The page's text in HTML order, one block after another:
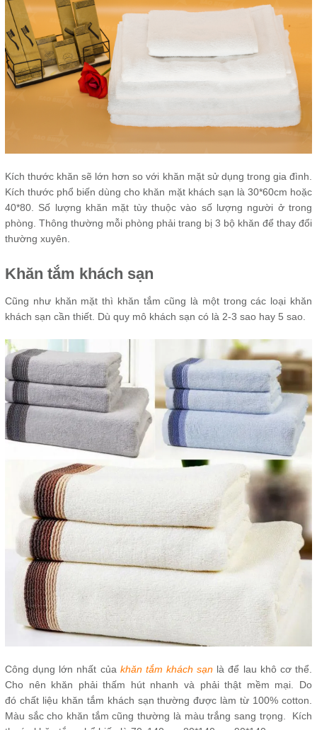
Kích thước khăn sẽ lớn hơn so với khăn mặt sử dụng trong gia đình.
Kích thước phổ biến dùng cho khăn mặt khách sạn là 30*60cm hoặc
40*80. Số lượng khăn mặt tùy thuộc vào số lượng người ở trong
phòng. Thông thường mỗi phòng phải trang bị 3 bộ khăn để thay đổi
thường xuyên.
Khăn tắm khách sạn
Cũng như khăn mặt thì khăn tắm cũng là một trong các loại khăn
khách sạn cần thiết. Dù quy mô khách sạn có là 2-3 sao hay 5 sao.
Công dụng lớn nhất của khăn tắm khách sạn là để lau khô cơ thể.
Cho nên khăn phải thấm hút nhanh và phải thật mềm mại. Do
đó chất liệu khăn tắm khách sạn thường được làm từ 100% cotton.
Màu sắc cho khăn tắm cũng thường là màu trắng sang trọng. Kích